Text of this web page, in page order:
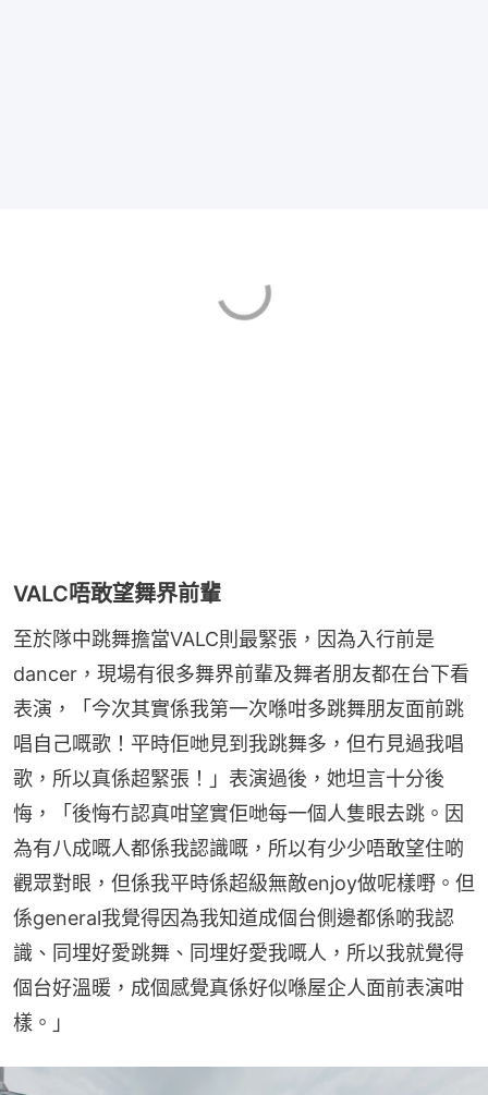
VALC唔敢望舞界前輩
至於隊中跳舞擔當VALC則最緊張，因為入行前是
dancer，現場有很多舞界前輩及舞者朋友都在台下看
表演，「今次其實係我第一次喺咁多跳舞朋友面前跳
唱自己嘅歌！平時佢哋見到我跳舞多，但冇見過我唱
歌，所以真係超緊張！」表演過後，她坦言十分後
悔，「後悔冇認真咁望實佢哋每一個人隻眼去跳。因
為有八成嘅人都係我認識嘅，所以有少少唔敢望住啲
觀眾對眼，但係我平時係超級無敵enjoy做呢樣嘢。但
係general我覺得因為我知道成個台側邊都係啲我認
識、同埋好愛跳舞、同埋好愛我嘅人，所以我就覺得
個台好溫暖，成個感覺真係好似喺屋企人面前表演咁
樣。」